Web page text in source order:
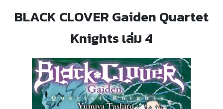
BLACK CLOVER Gaiden Quartet
Knights เล่ม 4